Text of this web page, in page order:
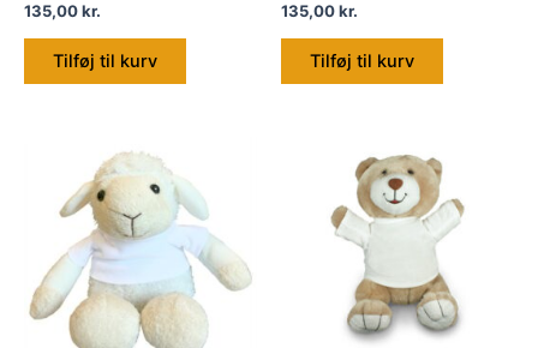
135,00kr.
Tilføj til kurv
135,00kr.
Tilføj til kurv